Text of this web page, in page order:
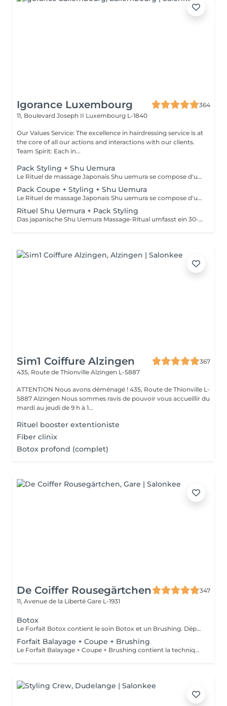
Igorance Luxembourg
364
11, Boulevard Joseph II Luxembourg L-1840
Our Values Service: The excellence in hairdressing service is at
the core of all our actions and interactions with our clients.
Team Spirit: Each in...
Pack Styling + Shu Uemura
Le Rituel de massage Japonais Shu uemura se compose d'un shampooing et d'un soin d'une durée de 30 minutes pour une relaxation une une réparation intense du cheveu et ensuite le pack styling
Pack Coupe + Styling + Shu Uemura
Le Rituel de massage Japonais Shu uemura se compose d'un shampooing et d'un soin d'une durée de 30 minutes pour une relaxation une une réparation intense du cheveu et ensuite le pack coupe styling
Rituel Shu Uemura + Pack Styling
Das japanische Shu Uemura Massage-Ritual umfasst ein 30-minütiges Shampoo und eine Behandlung zur intensiven Haarreparatur und Entspannung + Styling-Paket. Die Preise sind als Richtwerte zu verstehen und müssen nach einer individuellen Beratung durch Ihren Friseur/Stylisten/Spezialisten bestätigt werden. Die Geschäftsleitung behält sich das Recht vor, Änderungen zur reibungslosen Funktion des Salons vorzunehmen.
Sim1 Coiffure Alzingen
367
435, Route de Thionville Alzingen L-5887
ATTENTION Nous avons déménagé ! 435, Route de Thionville L-
5887 Alzingen Nous sommes ravis de pouvoir vous accueillir du
mardi au jeudi de 9 h à 1...
Rituel booster extentioniste
Fiber clinix
Botox profond (complet)
De Coiffer Rousegärtchen
347
11, Avenue de la Liberté Gare L-1931
Botox
Le Forfait Botox contient le soin Botox et un Brushing. Dépendant de la quantité de produit utilisée ou de la longueur des cheveux, le prix peut varier. En cas de questions veuillez appeler au +352 26 35 02 89.
Forfait Balayage + Coupe + Brushing
Le Forfait Balayage + Coupe + Brushing contient la technique Balayage, un coulage (pour donner le bon reflet au Balayage), Olaplex, une Coupe et un Brushing. Dépendant de la quantité de produit utilisée ou de la longueur des cheveux, le prix peut varier. En cas de questions veuillez appeler au +352 26 35 02 89.